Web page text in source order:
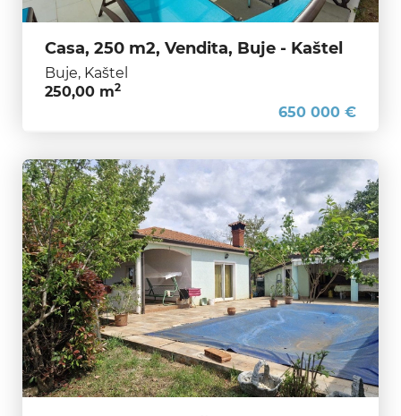
Casa, 250 m2, Vendita, Buje - Kaštel
Buje, Kaštel
250,00 m2
650 000 €